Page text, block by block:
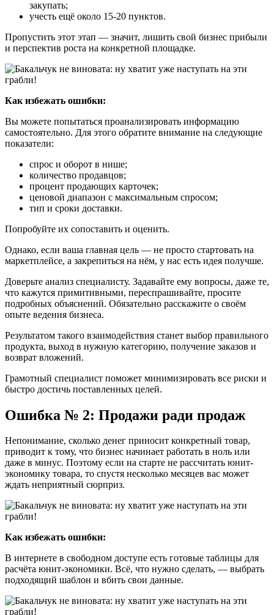
закупать;
учесть ещё около 15-20 пунктов.
Пропустить этот этап — значит, лишить свой бизнес прибыли
и перспектив роста на конкретной площадке.
Как избежать ошибки:
Вы можете попытаться проанализировать информацию
самостоятельно. Для этого обратите внимание на следующие
показатели:
спрос и оборот в нише;
количество продавцов;
процент продающих карточек;
ценовой диапазон с максимальным спросом;
тип и сроки доставки.
Попробуйте их сопоставить и оценить.
Однако, если ваша главная цель — не просто стартовать на
маркетплейсе, а закрепиться на нём, у нас есть идея получше.
Доверьте анализ специалисту. Задавайте ему вопросы, даже те,
что кажутся примитивными, переспрашивайте, просите
подробных объяснений. Обязательно расскажите о своём
опыте ведения бизнеса.
Результатом такого взаимодействия станет выбор правильного
продукта, выход в нужную категорию, получение заказов и
возврат вложений.
Грамотный специалист поможет минимизировать все риски и
быстро достичь поставленных целей.
Ошибка № 2: Продажи ради продаж
Непонимание, сколько денег приносит конкретный товар,
приводит к тому, что бизнес начинает работать в ноль или
даже в минус. Поэтому если на старте не рассчитать юнит-
экономику товара, то спустя несколько месяцев вас может
ждать неприятный сюрприз.
Как избежать ошибки:
В интернете в свободном доступе есть готовые таблицы для
расчёта юнит-экономики. Всё, что нужно сделать, — выбрать
подходящий шаблон и вбить свои данные.